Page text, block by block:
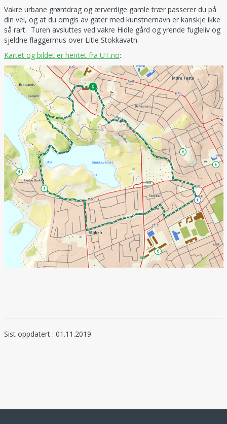
Vakre urbane grøntdrag og ærverdige gamle trær passerer du på
din vei, og at du omgis av gater med kunstnernavn er kanskje ikke
så rart. Turen avsluttes ved vakre Hidle gård og yrende fugleliv og
sjeldne flaggermus over Litle Stokkavatn.
Kartet og bildet er hentet fra UT.no:
Sist oppdatert : 01.11.2019